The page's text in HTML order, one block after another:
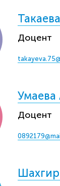
Доцент
Доцент